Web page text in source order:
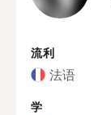
流利
法语
学